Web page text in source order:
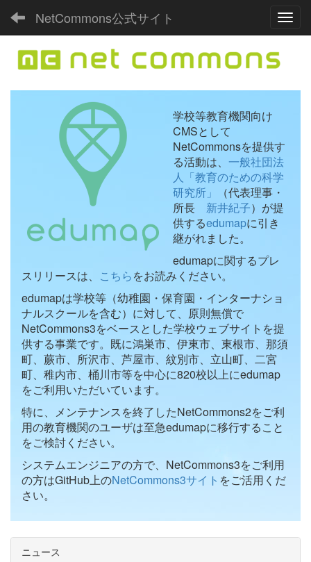
NetCommons公式サイト
学校等教育機関向け
CMSとして
NetCommonsを提供す
る活動は、 一般社団法
人「教育のための科学
研究所」
（代表理事・
所長 新井紀子）が提
供するedumapに引き
継がれました。
edumapに関するプレ
スリリースは、 こちらをお読みください。
edumapは学校等（幼稚園・保育園・インターナショ
ナルスクールを含む）に対して、原則無償で
NetCommons3をベースとした学校ウェブサイトを提
供する事業です。既に鴻巣市、伊東市、東根市、那須
町、蕨市、所沢市、芦屋市、紋別市、立山町、二宮
町、稚内市、桶川市等を中心に820校以上にedumap
をご利用いただいています。
特に、メンテナンスを終了したNetCommons2をご利
用の教育機関のユーザは至急edumapに移行すること
をご検討ください。
システムエンジニアの方で、NetCommons3をご利用
の方はGitHub上のNetCommons3サイト をご活用くだ
さい。
ニュース